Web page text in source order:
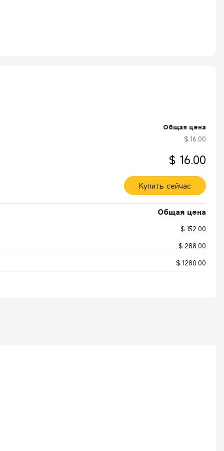
Общая цена
$ 16.00
$ 16.00
Купить сейчас
Общая цена
$ 152.00
$ 288.00
$ 1280.00